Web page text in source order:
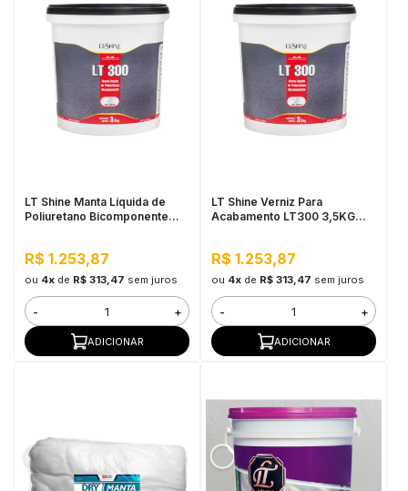
LT Shine Manta Líquida de
Poliuretano Bicomponente
R$ 1.253,87
ou 4xde R$ 313,47 sem juros
- +
ADICIONAR
LT Shine Verniz Para
Acabamento LT300 3,5KG
R$ 1.253,87
ou 4xde R$ 313,47 sem juros
- +
ADICIONAR